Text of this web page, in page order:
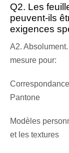
Q2. Les
peuvent-ils
exigences
A2.
mesure pour:
Pantone
Modèles
et les textures